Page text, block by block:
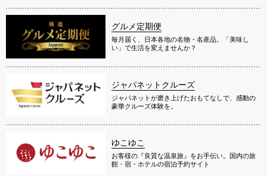
グルメ定期便
毎月届く、日本各地の名物・名産品。「美味し
い」で生活を変えませんか？
ジャパネットクルーズ
ジャパネットが磨き上げたおもてなしで、感動の
豪華クルーズ体験を。
ゆこゆこ
お客様の『良質な温泉旅』をお手伝い。国内の旅
館・宿・ホテルの宿泊予約サイト